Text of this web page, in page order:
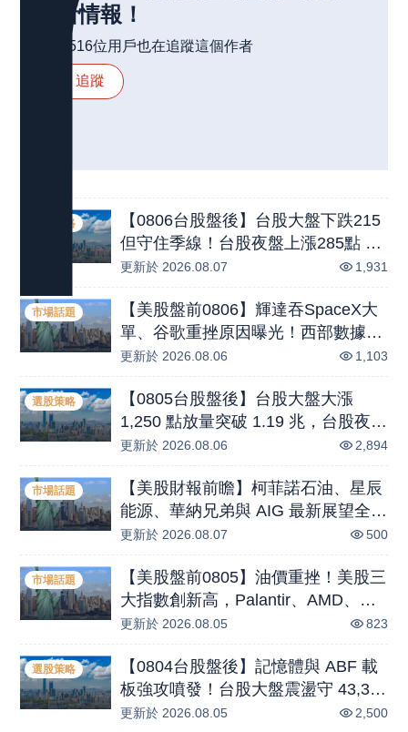
新情報！
2,516位用戶也在追蹤這個作者
追蹤
選股策略
【0806台股盤後】台股大盤下跌215
但守住季線！台股夜盤上漲285點 AI
概念股全面噴發，營收創高模範生
【聯電、穩懋、威剛】
更新於 2026.08.07 1,931
市場話題
【美股盤前0806】輝達吞SpaceX大
單、谷歌重挫原因曝光！西部數據獲
利狂飆，未來展望讓市場失望？ 黃金
衝破50日線，市場資金如何轉向?
更新於 2026.08.06 1,103
選股策略
【0805台股盤後】台股大盤大漲
1,250 點放量突破 1.19 兆，台股夜盤
拉回259點；外資買超 903 億創近期
新高，光通訊聯亞、全新帶頭衝，外
本比排行策略鎖定【鈺創、宏致、中
光電】
更新於 2026.08.06 2,894
市場話題
【美股財報前瞻】柯菲諾石油、星辰
能源、華納兄弟與 AIG 最新展望全解
析
更新於 2026.08.07 500
市場話題
【美股盤前0805】油價重挫！美股三
大指數創新高，Palantir、AMD、英
特爾關鍵動向一次看
更新於 2026.08.05 823
選股策略
【0804台股盤後】記憶體與 ABF 載
板強攻噴發！台股大盤震盪守 43,300
點，台股夜盤漲1195點；櫃買勁揚
更新於 2026.08.05 2,500